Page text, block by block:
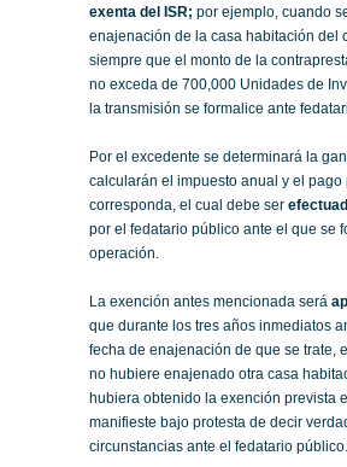
exenta del ISR; por ejemplo, cuando
enajenación de la casa habitación del
siempre que el monto de la
no exceda de 700,000 Unidades de
la transmisión se formalice ante
Por el excedente se determinará la
calcularán el impuesto anual y el pago
corresponda, el cual debe ser
por el fedatario público ante el que se
operación.
La exención antes mencionada será
que durante los tres años inmediatos
fecha de enajenación de que se trate,
no hubiere enajenado otra casa
hubiera obtenido la exención prevista
manifieste bajo protesta de decir
circunstancias ante el fedatario público.